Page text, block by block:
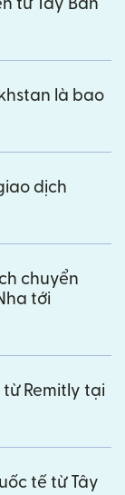
từ Tây Ban
là bao
dịch
chuyển
tới
Remitly tại
tế từ Tây